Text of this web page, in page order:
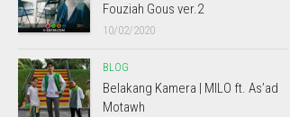
Fouziah Gous ver.2
10/02/2020
BLOG
Belakang Kamera | MILO ft. As’ad
Motawh